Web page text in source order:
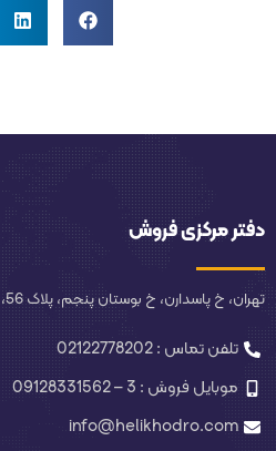
دفتر مرکزی فروش
تهران، خ پاسدارن، خ بوستان پنجم، پلاک 56، واحد 11
تلفن تماس : 02122778202
موبایل فروش : 3 – 09128331562
info@helikhodro.com